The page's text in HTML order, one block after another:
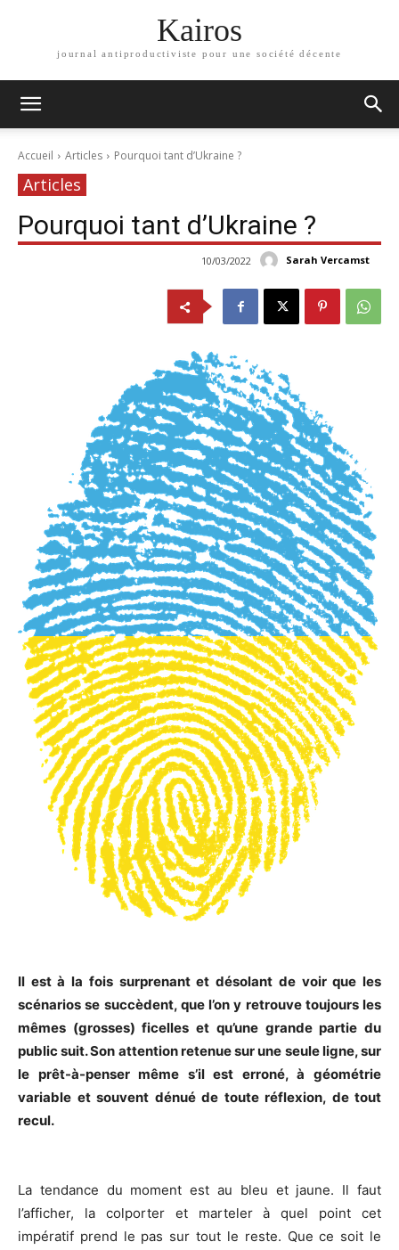
Kairos
journal antiproductiviste pour une société décente
Accueil Articles Pourquoi tant d’Ukraine ?
Articles
Pourquoi tant d’Ukraine ?
Sarah Vercamst
10/03/2022
Il est à la fois surprenant et désolant de voir que les
scénarios se succèdent, que l’on y retrouve toujours les
mêmes (grosses) ficelles et qu’une grande partie du
public suit. Son attention retenue sur une seule ligne, sur
le prêt-à-penser même s’il est erroné, à géométrie
variable et souvent dénué de toute réflexion, de tout
recul.
La tendance du moment est au bleu et jaune. Il faut
l’afficher, la colporter et marteler à quel point cet
impératif prend le pas sur tout le reste. Que ce soit le